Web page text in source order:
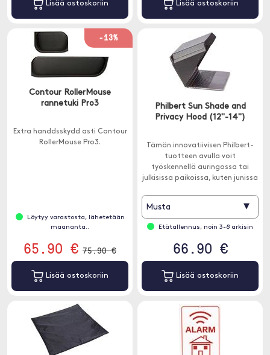
Lisää ostoskoriin Lisää ostoskoriin
-13%
Contour RollerMouse
rannetuki Pro3
Extra handdsskydd asti Contour
RollerMouse Pro3.
Löytyy varastosta, lähetetään
maananta..
65.90 € 75.90 €
Lisää ostoskoriin
Philbert Sun Shade and
Privacy Hood (12"-14")
Tämän innovatiivisen Philbert-
tuotteen avulla voit
työskennellä auringossa tai
julkisissa paikoissa, kuten junissa
peität näyttöäsi auringon
Musta ▾
Etätallennus, noin 3-8 arkisin
66.90 €
Lisää ostoskoriin